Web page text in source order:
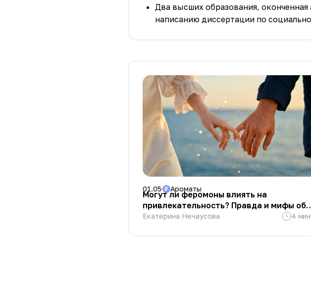
Два высших образования,
написанию диссертации по
# Ароматы
01.05
Могут ли феромоны влиять на
привлекательность? Правда и мифы об
«ароматах любви»
Екатерина Нечаусова 4